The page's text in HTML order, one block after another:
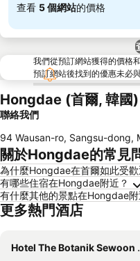
查看 5 個網站的價格
我們從預訂網站獲得的價格
預訂網站後找到的優惠未必
Hongdae (首爾, 韓國)
聯絡我們
94 Wausan-ro, Sangsu-dong,
關於Hongdae的常見
為什麼Hongdae在首爾如此受歡
有哪些住宿在Hongdae附近？
有什麼其他的景點在Hongdae附
更多熱門酒店
Hotel The Botanik Sewoon Myeongdong